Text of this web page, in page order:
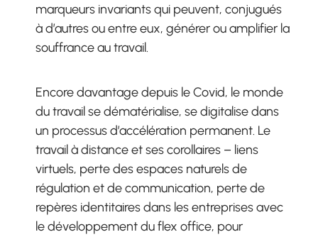
marqueurs invariants qui peuvent, conjugués
à d’autres ou entre eux, générer ou amplifier la
souffrance au travail.
Encore davantage depuis le Covid, le monde
du travail se dématérialise, se digitalise dans
un processus d’accélération permanent. Le
travail à distance et ses corollaires – liens
virtuels, perte des espaces naturels de
régulation et de communication, perte de
repères identitaires dans les entreprises avec
le développement du flex office, pour